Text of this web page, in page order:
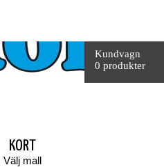
Kundvagn
0 produkter
KORT
Välj mall